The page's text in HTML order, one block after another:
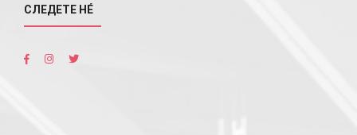
СЛЕДЕТЕ НÉ